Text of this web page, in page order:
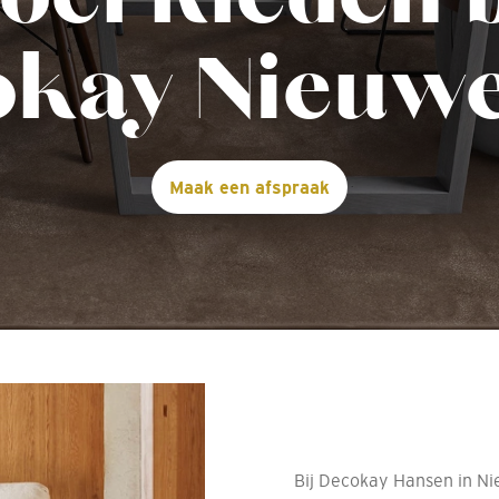
Maak een afspraak
Bij Decokay Hansen in